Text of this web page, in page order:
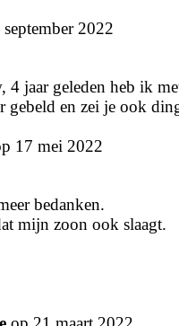
2022
4 jaar geleden heb ik
gebeld en zei je ook
17 mei 2022
bedanken.
mijn zoon ook slaagt.